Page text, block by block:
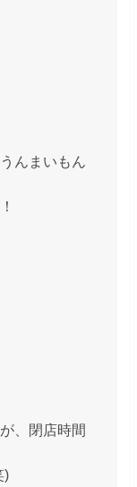
んまいもん
、閉店時間
)